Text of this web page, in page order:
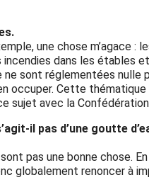
une chose
dans les étables
sont réglementées
occuper. Cette
sujet avec la
il pas d’une goutte
pas une bonne
globalement renoncer à